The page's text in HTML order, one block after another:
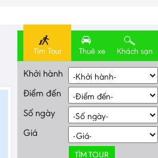
Tìm Tour Thuê xe Khách sạn
Khởi hành
Điểm đến
Số ngày
Giá